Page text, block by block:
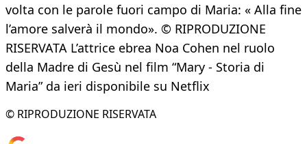
volta con le parole fuori campo di Maria: « Alla fine
l’amore salverà il mondo». © RIPRODUZIONE
RISERVATA L’attrice ebrea Noa Cohen nel ruolo
della Madre di Gesù nel film “Mary - Storia di
Maria” da ieri disponibile su Netflix
© RIPRODUZIONE RISERVATA